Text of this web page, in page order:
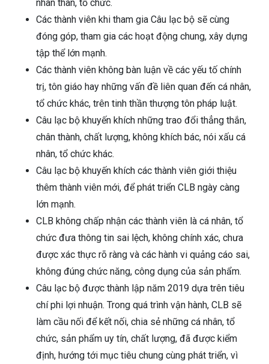
nhân thân, tổ chức.
Các thành viên khi tham gia Câu lạc bộ sẽ cùng
đóng góp, tham gia các hoạt động chung, xây dựng
tập thể lớn mạnh.
Các thành viên không bàn luận về các yếu tố chính
trị, tôn giáo hay những vấn đề liên quan đến cá nhân,
tổ chức khác, trên tinh thần thượng tôn pháp luật.
Câu lạc bộ khuyến khích những trao đổi thẳng thắn,
chân thành, chất lượng, không khích bác, nói xấu cá
nhân, tổ chức khác.
Câu lạc bộ khuyến khích các thành viên giới thiệu
thêm thành viên mới, để phát triển CLB ngày càng
lớn mạnh.
CLB không chấp nhận các thành viên là cá nhân, tổ
chức đưa thông tin sai lệch, không chính xác, chưa
được xác thực rõ ràng và các hành vi quảng cáo sai,
không đúng chức năng, công dụng của sản phẩm.
Câu lạc bộ được thành lập năm 2019 dựa trên tiêu
chí phi lợi nhuận. Trong quá trình vận hành, CLB sẽ
làm cầu nối để kết nối, chia sẻ những cá nhân, tổ
chức, sản phẩm uy tín, chất lượng, đã được kiểm
định, hướng tới mục tiêu chung cùng phát triển, vì